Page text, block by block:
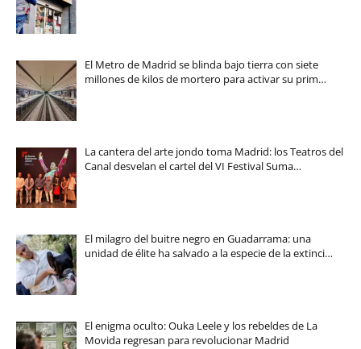
El Metro de Madrid se blinda bajo tierra con siete
millones de kilos de mortero para activar su prim…
La cantera del arte jondo toma Madrid: los Teatros del
Canal desvelan el cartel del VI Festival Suma…
El milagro del buitre negro en Guadarrama: una
unidad de élite ha salvado a la especie de la extinci…
El enigma oculto: Ouka Leele y los rebeldes de La
Movida regresan para revolucionar Madrid